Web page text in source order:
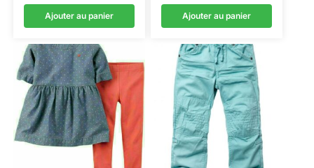
Ajouter au panier Ajouter au panier